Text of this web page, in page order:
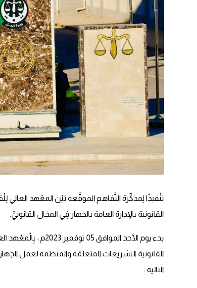
تنْفيذًا لِمذكِّرة التَّفاهم الموقَّعة بَيْن المعْهد العالي
القانونية بالإدارة العامة بالجهاز فِي المجَال القانونيِّ.
بدء يوم الأحد
القانونيةالتشريعات المتعلقة والمنظمة لعمل
التالية :